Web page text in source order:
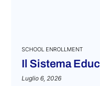
SCHOOL ENROLLMENT
Il Sistema
Luglio 6, 2026